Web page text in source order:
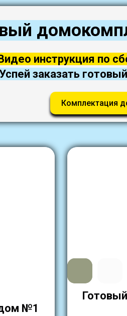
инструкция по
заказать
Комплектация
№1